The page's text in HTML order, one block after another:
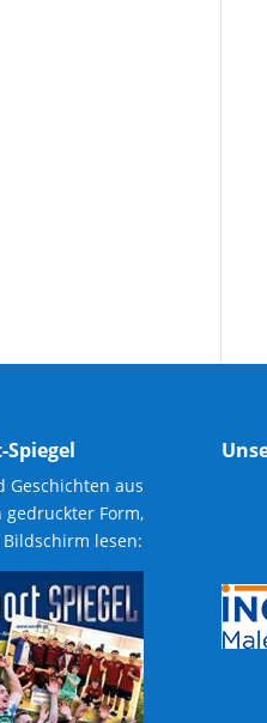
Spiegel
Geschichten aus
gedruckter Form,
lesen: